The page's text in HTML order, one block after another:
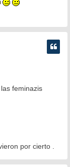
feminazis
por cierto .